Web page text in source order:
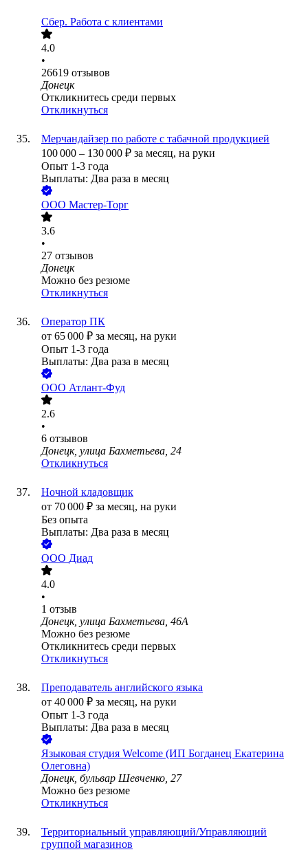
Сбер. Работа с клиентами
4.0
•
26619 отзывов
Донецк
Откликнитесь среди первых
Откликнуться
Мерчандайзер по работе с табачной продукцией
100 000 – 130 000 ₽ за месяц, на руки
Опыт 1-3 года
Выплаты: Два раза в месяц
ООО Мастер-Торг
3.6
•
27 отзывов
Донецк
Можно без резюме
Откликнуться
Оператор ПК
от 65 000 ₽ за месяц, на руки
Опыт 1-3 года
Выплаты: Два раза в месяц
ООО Атлант-Фуд
2.6
•
6 отзывов
Донецк, улица Бахметьева, 24
Откликнуться
Ночной кладовщик
от 70 000 ₽ за месяц, на руки
Без опыта
Выплаты: Два раза в месяц
ООО Диад
4.0
•
1 отзыв
Донецк, улица Бахметьева, 46А
Можно без резюме
Откликнитесь среди первых
Откликнуться
Преподаватель английского языка
от 40 000 ₽ за месяц, на руки
Опыт 1-3 года
Выплаты: Два раза в месяц
Языковая студия Welcome (ИП Богданец Екатерина
Олеговна)
Донецк, бульвар Шевченко, 27
Можно без резюме
Откликнуться
Территориальный управляющий/Управляющий
группой магазинов